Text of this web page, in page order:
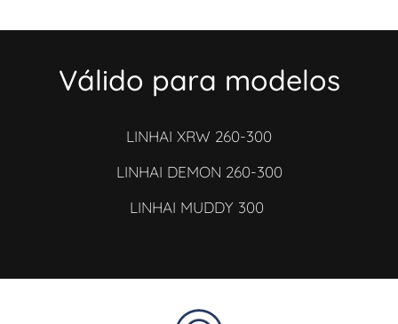
Válido para modelos
LINHAI XRW 260-300
LINHAI DEMON 260-300
LINHAI MUDDY 300